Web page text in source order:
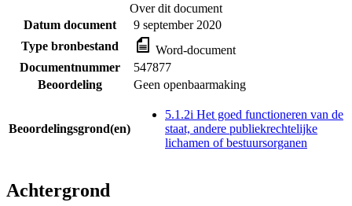
Over dit document
Datum document
9 september 2020
Type bronbestand
Word-document
Documentnummer
547877
Beoordeling
Geen openbaarmaking
Beoordelingsgrond(en)
5.1.2i Het goed functioneren van de
staat, andere publiekrechtelijke
lichamen of bestuursorganen
Achtergrond